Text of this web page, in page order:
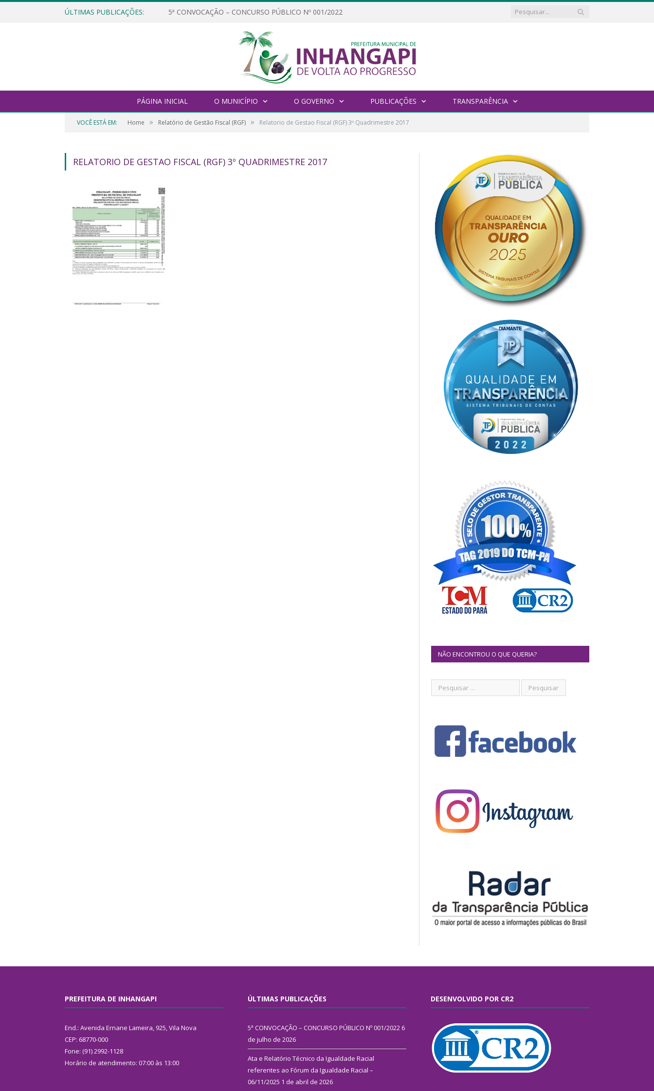
ÚLTIMAS PUBLICAÇÕES: 5ª CONVOCAÇÃO – CONCURSO PÚBLICO Nº 001/2022
PÁGINA INICIAL O MUNICÍPIO O GOVERNO PUBLICAÇÕES TRANSPARÊNCIA
VOCÊ ESTÁ EM: Home » Relatório de Gestão Fiscal (RGF) » Relatorio de Gestao Fiscal (RGF) 3º Quadrimestre 2017
RELATORIO DE GESTAO FISCAL (RGF) 3º QUADRIMESTRE 2017
NÃO ENCONTROU O QUE QUERIA?
PREFEITURA DE INHANGAPI
End.: Avenida Ernane Lameira, 925, Vila Nova
CEP: 68770-000
Fone: (91) 2992-1128
Horário de atendimento: 07:00 às 13:00
ÚLTIMAS PUBLICAÇÕES
5ª CONVOCAÇÃO – CONCURSO PÚBLICO Nº 001/2022 6
de julho de 2026
Ata e Relatório Técnico da Igualdade Racial
referentes ao Fórum da Igualdade Racial –
06/11/2025 1 de abril de 2026
DESENVOLVIDO POR CR2